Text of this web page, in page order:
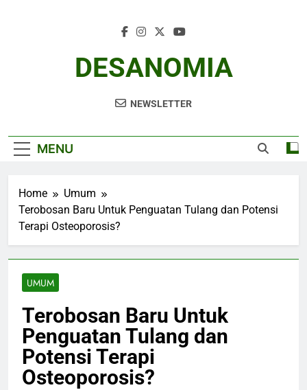
DESANOMIA
NEWSLETTER
MENU
Home
Umum
Terobosan Baru Untuk Penguatan Tulang dan Potensi
Terapi Osteoporosis?
UMUM
Terobosan Baru Untuk
Penguatan Tulang dan
Potensi Terapi
Osteoporosis?